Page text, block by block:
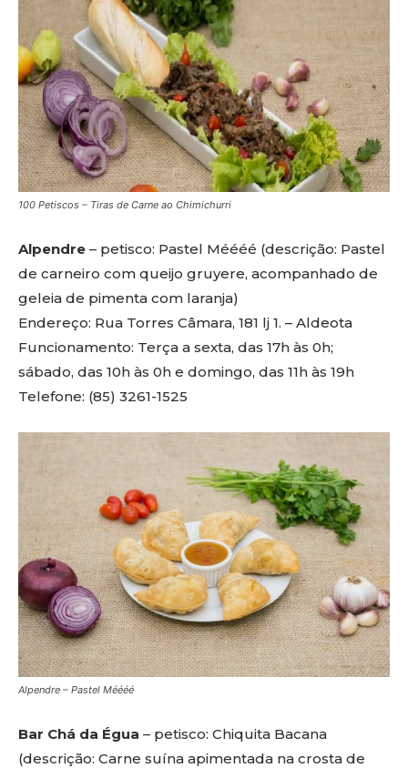
100 Petiscos – Tiras de Carne ao Chimichurri
Alpendre – petisco: Pastel Méééé (descrição: Pastel
de carneiro com queijo gruyere, acompanhado de
geleia de pimenta com laranja)
Endereço: Rua Torres Câmara, 181 lj 1. – Aldeota
Funcionamento: Terça a sexta, das 17h às 0h;
sábado, das 10h às 0h e domingo, das 11h às 19h
Telefone: (85) 3261-1525
Alpendre – Pastel Méééé
Bar Chá da Égua – petisco: Chiquita Bacana
(descrição: Carne suína apimentada na crosta de